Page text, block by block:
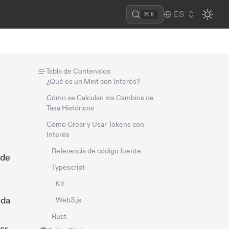
⌘ K ES
Tabla de Contenidos
¿Qué es un Mint con Interés?
Cómo se Calculan los Cambios de
Tasa Históricos
Cómo Crear y Usar Tokens con
Interés
Referencia de código fuente
Typescript
Kit
Web3.js
Rust